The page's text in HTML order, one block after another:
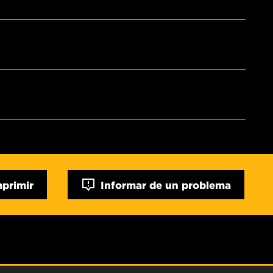
Informar de un problema